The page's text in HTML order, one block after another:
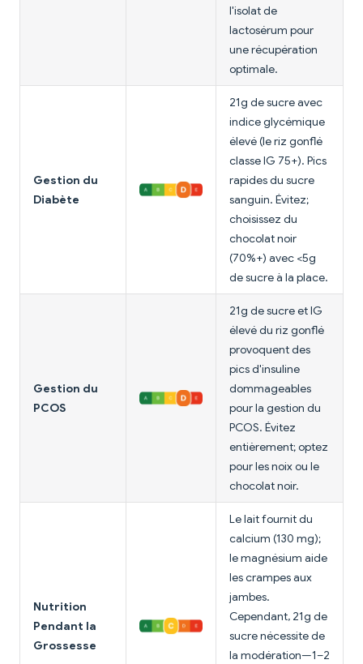
l'isolat de
lactosérum pour
une récupération
optimale.
Gestion du
Diabète
21g de sucre avec
indice glycémique
élevé (le riz gonflé
classe IG 75+). Pics
rapides du sucre
sanguin. Évitez;
choisissez du
chocolat noir
(70%+) avec <5g
de sucre à la place.
Gestion du
PCOS
21g de sucre et IG
élevé du riz gonflé
provoquent des
pics d'insuline
dommageables
pour la gestion du
PCOS. Évitez
entièrement; optez
pour les noix ou le
chocolat noir.
Nutrition
Pendant la
Grossesse
Le lait fournit du
calcium (130 mg);
le magnésium aide
les crampes aux
jambes.
Cependant, 21g de
sucre nécessite de
la modération—1–2